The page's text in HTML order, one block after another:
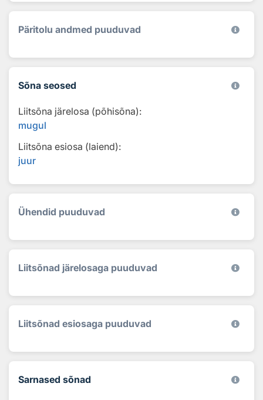
Päritolu andmed puuduvad
Sõna seosed
Liitsõna järelosa (põhisõna):
mugul
Liitsõna esiosa (laiend):
juur
Ühendid puuduvad
Liitsõnad järelosaga puuduvad
Liitsõnad esiosaga puuduvad
Sarnased sõnad